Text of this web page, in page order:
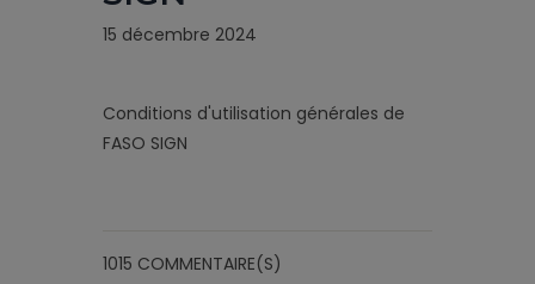
15 décembre 2024
Conditions d'utilisation générales de
FASO SIGN
1015 COMMENTAIRE(S)